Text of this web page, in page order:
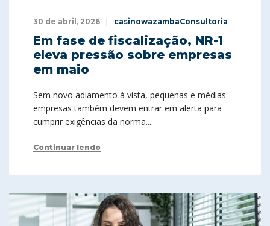
30 de abril, 2026 casinowazambaConsultoria
Em fase de fiscalização, NR-1
eleva pressão sobre empresas
em maio
Sem novo adiamento à vista, pequenas e médias
empresas também devem entrar em alerta para
cumprir exigências da norma....
Continuar lendo